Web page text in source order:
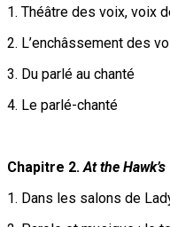
1. Théâtre des voix, voix
2. L’enchâssement des
3. Du parlé au chanté
4. Le parlé-chanté
Chapitre 2. At the
1. Dans les salons de